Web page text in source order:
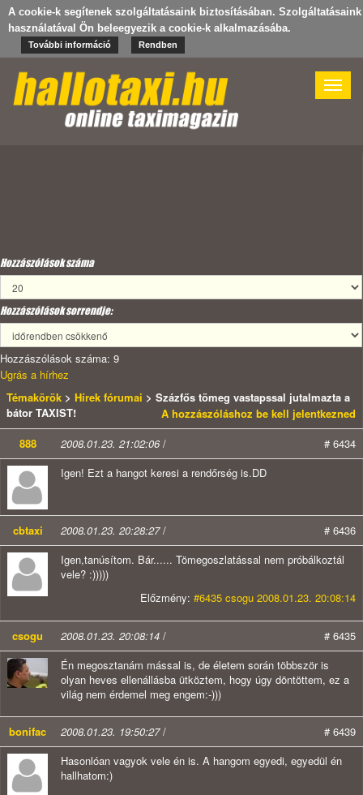
A cookie-k segítenek szolgáltatásaink biztosításában. Szolgáltatásaink
használatával Ön beleegyezik a cookie-k alkalmazásába.
További információ Rendben
Toggle
Hozzászólások száma
Hozzászólások sorrendje:
Hozzászólások száma: 9
Ugrás a hírhez
Témakörök > Hírek fórumai > Százfős tömeg vastapssal jutalmazta a
bátor TAXIST!
A hozzászóláshoz be kell jelentkezned
888
2008.01.23. 21:02:06/
# 6434
Igen! Ezt a hangot keresi a rendőrség is.DD
cbtaxi 2008.01.23. 20:28:27/
# 6436
Igen,tanúsítom. Bár...... Tömegoszlatással nem próbálkoztál
vele? :)))))
Előzmény: #6435 csogu 2008.01.23. 20:08:14
csogu 2008.01.23. 20:08:14 /
# 6435
Én megosztanám mással is, de életem során többször is
olyan heves ellenállásba ütköztem, hogy úgy döntöttem, ez a
világ nem érdemel meg engem:-)))
bonifac 2008.01.23. 19:50:27/
# 6439
Hasonlóan vagyok vele én is. A hangom egyedi, egyedül én
hallhatom:)